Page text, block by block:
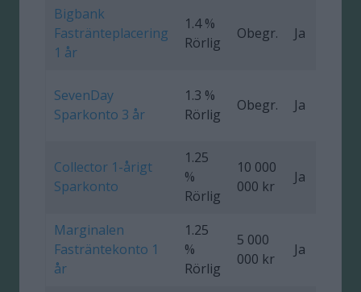
Bigbank
Fastränteplacering
1 år
1.4 %
Rörlig
Obegr. Ja
SevenDay
Sparkonto 3 år
1.3 %
Rörlig
Obegr. Ja
Collector 1-årigt
Sparkonto
1.25
%
Rörlig
10 000
000 kr
Ja
Marginalen
Fasträntekonto 1
år
1.25
%
Rörlig
5 000
000 kr
Ja